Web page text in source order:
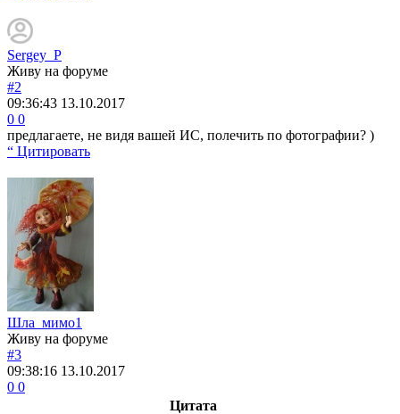
Sergey_P
Живу на форуме
#2
09:36:43 13.10.2017
0 0
предлагаете, не видя вашей ИС, полечить по фотографии? )
“ Цитировать
Шла_мимо1
Живу на форуме
#3
09:38:16 13.10.2017
0 0
Цитата